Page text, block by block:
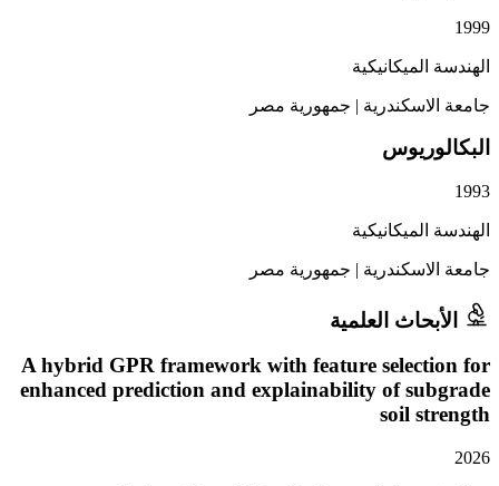
|جمهورية مصر
|جمهورية مصر
العلمية
A hybrid GPR framework with feature
enhanced prediction and explainability of
soil